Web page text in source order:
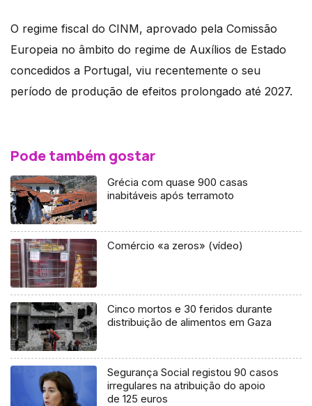
O regime fiscal do CINM, aprovado pela Comissão
Europeia no âmbito do regime de Auxílios de Estado
concedidos a Portugal, viu recentemente o seu
período de produção de efeitos prolongado até 2027.
Pode também gostar
Grécia com quase 900 casas
inabitáveis após terramoto
Comércio «a zeros» (vídeo)
Cinco mortos e 30 feridos durante
distribuição de alimentos em Gaza
Segurança Social registou 90 casos
irregulares na atribuição do apoio
de 125 euros